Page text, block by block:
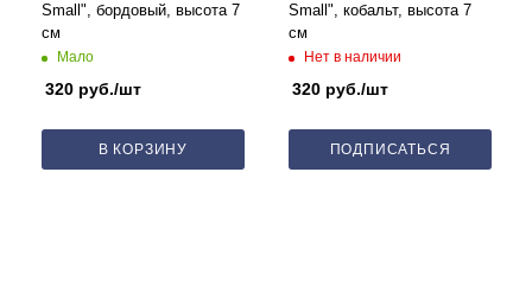
Small", бордовый, высота 7
см
Мало
320 руб./шт
В КОРЗИНУ
Small", кобальт, высота 7
см
Нет в наличии
320 руб./шт
ПОДПИСАТЬСЯ